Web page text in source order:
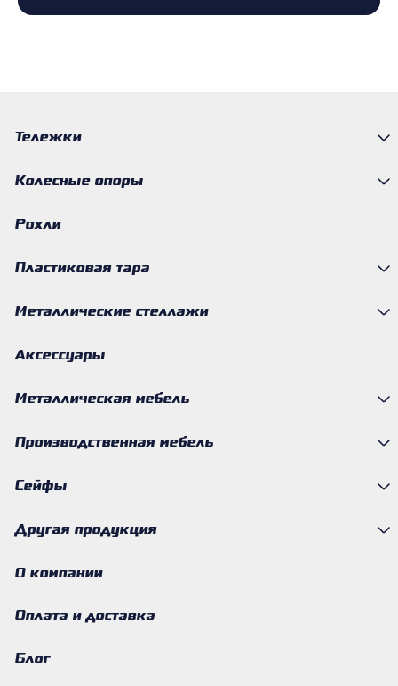
Тележки
Колесные опоры
Рохли
Пластиковая тара
Металлические стеллажи
Аксессуары
Металлическая мебель
Производственная мебель
Сейфы
Другая продукция
О компании
Оплата и доставка
Блог